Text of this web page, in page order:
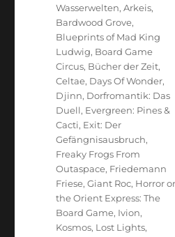
Wasserwelten,Arkeis,
Bardwood Grove,
Blueprints of Mad King
Ludwig, Board Game
Circus, Bücher der Zeit,
Celtae, Days Of Wonder,
Djinn, Dorfromantik: Das
Duell, Evergreen: Pines &
Cacti, Exit: Der
Gefängnisausbruch,
Freaky Frogs From
Outaspace, Friedemann
Friese,Giant Roc, Horror
the Orient Express: The
Board Game, Ivion,
Kosmos, Lost Lights,